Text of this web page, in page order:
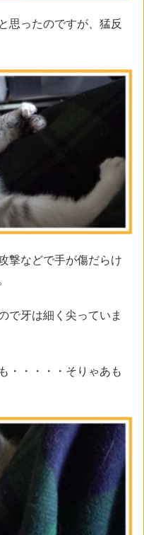
思ったのですが、猛反
撃などで手が傷だらけ
で牙は細く尖っていま
・・・・・そりゃあも